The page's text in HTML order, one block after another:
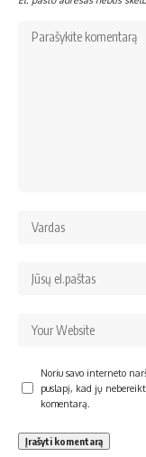
Noriu savo interneto
puslapį, kad jų
komentarą.